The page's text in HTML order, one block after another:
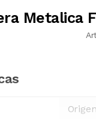
Metalica
Origen